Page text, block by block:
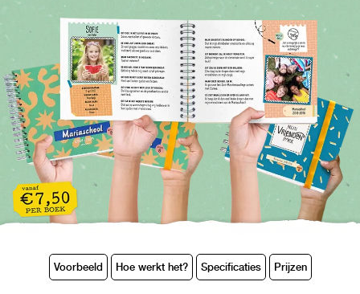
Voorbeeld Hoe werkt het? Specificaties Prijzen